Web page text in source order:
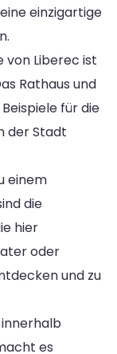
einzigartige
von Liberec ist
Rathaus und
für die
der Stadt
einem
die
hier
oder
und zu
es